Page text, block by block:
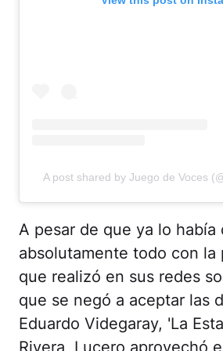
A post shared by Juego de Voces
A pesar de que ya lo había
absolutamente todo con la
que realizó en sus redes
que se negó a aceptar las
Eduardo Videgaray, 'La
Rivera, Lucero aprovechó